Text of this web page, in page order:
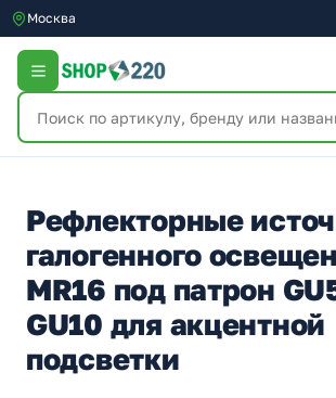
Москва
Рефлекторные
галогенного
MR16 под патрон
GU10 для акцентной
подсветки